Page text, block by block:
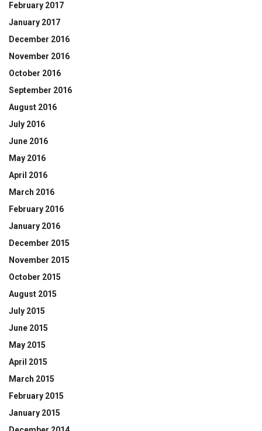
February 2017
January 2017
December 2016
November 2016
October 2016
September 2016
August 2016
July 2016
June 2016
May 2016
April 2016
March 2016
February 2016
January 2016
December 2015
November 2015
October 2015
August 2015
July 2015
June 2015
May 2015
April 2015
March 2015
February 2015
January 2015